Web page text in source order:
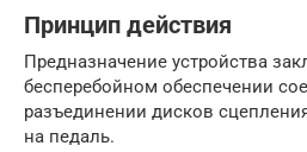
Принцип действия
Предназначение устройства
бесперебойном обеспечении
разъединении дисков
на педаль.